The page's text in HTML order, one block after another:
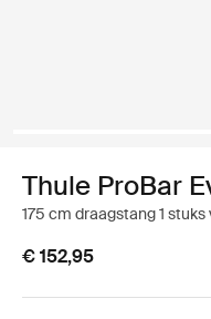
Thule ProBar
175 cm draagstang 1
€ 152,95